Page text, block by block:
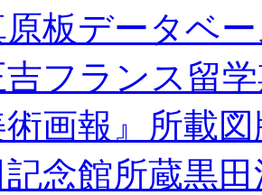
板データベ
フランス留
術画報』所載
念館所蔵黒